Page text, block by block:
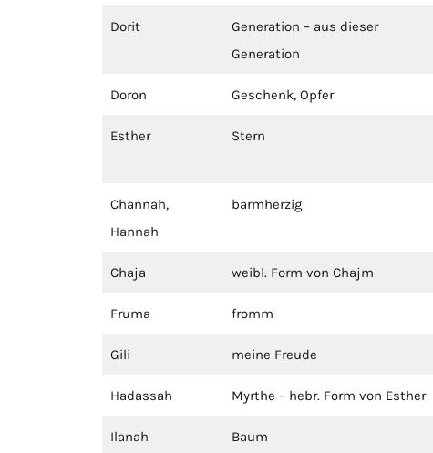
Dorit
Generation – aus dieser
Generation
Doron Geschenk, Opfer
Esther Stern
Channah,
Hannah
barmherzig
Chaja weibl. Form von Chajm
Fruma fromm
Gili meine Freude
Hadassah Myrthe – hebr. Form von Esther
Ilanah Baum